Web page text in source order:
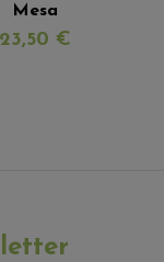
Mesa
23,50 €